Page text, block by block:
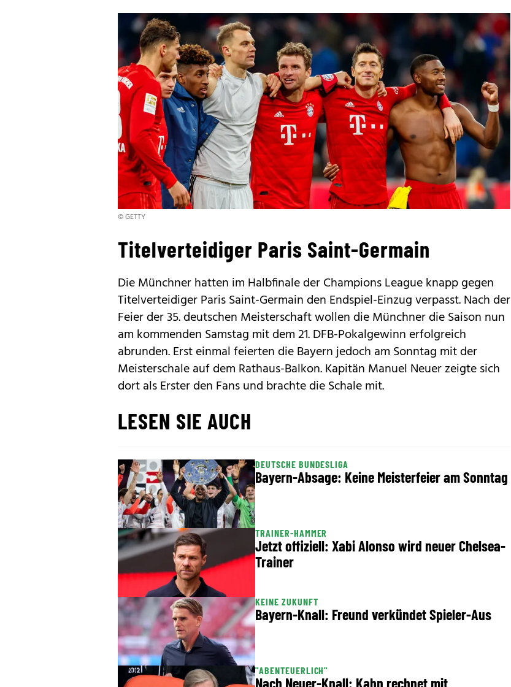
© GETTY
Titelverteidiger Paris Saint-Germain
Die Münchner hatten im Halbfinale der Champions League knapp gegen
Titelverteidiger Paris Saint-Germain den Endspiel-Einzug verpasst. Nach der
Feier der 35. deutschen Meisterschaft wollen die Münchner die Saison nun
am kommenden Samstag mit dem 21. DFB-Pokalgewinn erfolgreich
abrunden. Erst einmal feierten die Bayern jedoch am Sonntag mit der
Meisterschale auf dem Rathaus-Balkon. Kapitän Manuel Neuer zeigte sich
dort als Erster den Fans und brachte die Schale mit.
LESEN SIE AUCH
DEUTSCHE BUNDESLIGA
Bayern-Absage: Keine Meisterfeier am Sonntag
TRAINER-HAMMER
Jetzt offiziell: Xabi Alonso wird neuer Chelsea-
Trainer
KEINE ZUKUNFT
Bayern-Knall: Freund verkündet Spieler-Aus
"ABENTEUERLICH"
Nach Neuer-Knall: Kahn rechnet mit